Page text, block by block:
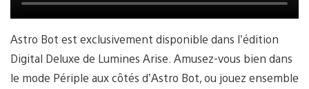
Astro Bot est exclusivement disponible dans l’édition
Digital Deluxe de Lumines Arise. Amusez-vous bien dans
le mode Périple aux côtés d’Astro Bot, ou jouez ensemble